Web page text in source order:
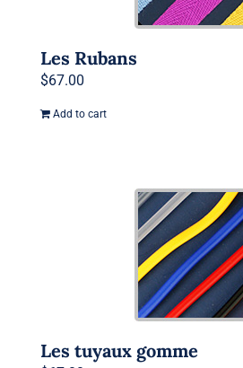
Les Rubans
$67.00
Add to cart
Les tuyaux gomme